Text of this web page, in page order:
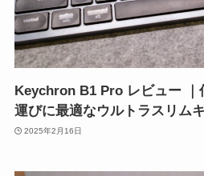
Keychron B1 Pro レビュー ｜
運びに最適なウルトラスリム
2025年2月16日